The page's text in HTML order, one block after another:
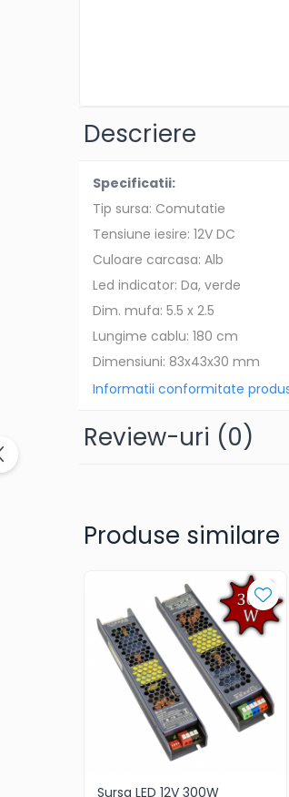
Descriere
Specificatii:
Tip sursa: Comutatie
Tensiune iesire: 12V DC
Culoare carcasa: Alb
Led indicator: Da, verde
Dim. mufa: 5.5 x 2.5
Lungime cablu: 180 cm
Dimensiuni: 83x43x30 mm
Informatii conformitate
Review-uri (0)
Produse similare
Sursa LED 12V 300W